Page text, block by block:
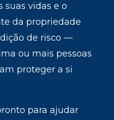
suas vidas e o
da propriedade
de risco ––
ou mais pessoas
proteger a si
para ajudar